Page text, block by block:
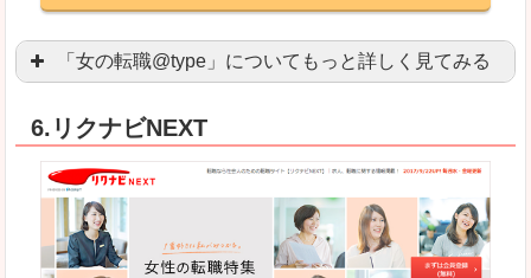
「女の転職@type」についてもっと詳しく見てみる
良いところ
正社員求人が約80％、正社員で長く働きたい方に
働く女のワーク＆ライフマガジン「woman type
6.リクナビNEXT